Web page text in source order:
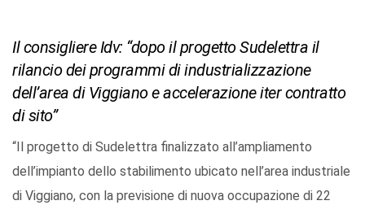
Il consigliere Idv: “dopo il progetto Sudelettra il
rilancio dei programmi di industrializzazione
dell’area di Viggiano e accelerazione iter contratto
di sito”
“Il progetto di Sudelettra finalizzato all’ampliamento
dell’impianto dello stabilimento ubicato nell’area industriale
di Viggiano, con la previsione di nuova occupazione di 22